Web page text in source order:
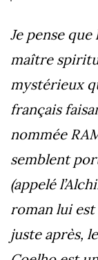
Je pense
maître
mystérieux
français
nommée
semblent
(appelé
roman lui
juste après,